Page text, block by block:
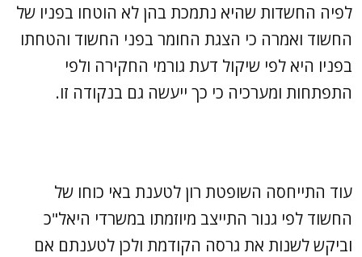
לפיה החשדות שהיא נתמכת בהן לא הוטחו בפניו של
החשוד ואמרה כי הצגת החומר בפני החשוד והטחתו
בפניו היא לפי שיקול דעת גורמי החקירה ולפי
התפתחות ומערכיה כי כך ייעשה גם בנקודה זו.
עוד התייחסה השופטת רון לטענת באי כוחו של
החשוד לפי גנור התייצב מיוזמתו במשרדי היאל"כ
וביקש לשנות את גרסה הקודמת ולכן לטענתם אם